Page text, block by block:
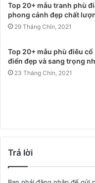
Top 20+ mẫu tranh phù
phong cảnh đẹp chất
29 Tháng Chín, 2021
Top 20+ mẫu phù điêu cổ
điển đẹp và sang trọng
23 Tháng Chín, 2021
Trả lời